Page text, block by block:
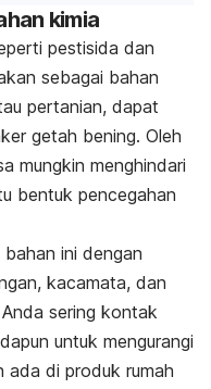
kimia
pestisida dan
sebagai bahan
pertanian, dapat
getah bening. Oleh
mungkin menghindari
bentuk pencegahan
ini dengan
kacamata, dan
sering kontak
untuk mengurangi
ada di produk rumah